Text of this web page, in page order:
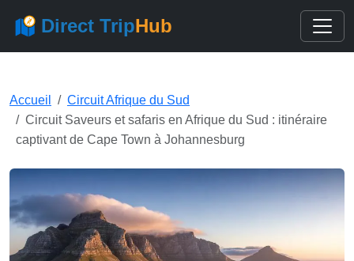
Direct TripHub
Accueil
Circuit Afrique du Sud
Circuit Saveurs et safaris en Afrique du Sud : itinéraire
captivant de Cape Town à Johannesburg